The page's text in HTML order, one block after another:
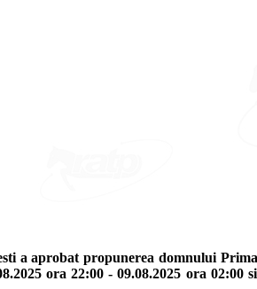
a aprobat propunerea domnului
ora 22:00 - 09.08.2025 ora 02:00